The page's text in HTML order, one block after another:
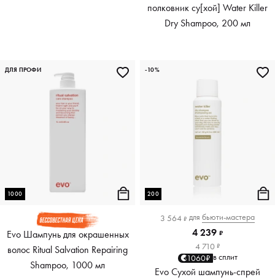
полковник су[хой] Water Killer
Dry Shampoo, 200 мл
1000
Evo Шампунь для окрашенных
волос Ritual Salvation Repairing
Shampoo, 1000 мл
ДЛЯ ПРОФИ
200
3 564 ₽ для бьюти-мастера
4 239 ₽
4 710 ₽
1060₽ в сплит
Evo Сухой шампунь-спрей
-10%